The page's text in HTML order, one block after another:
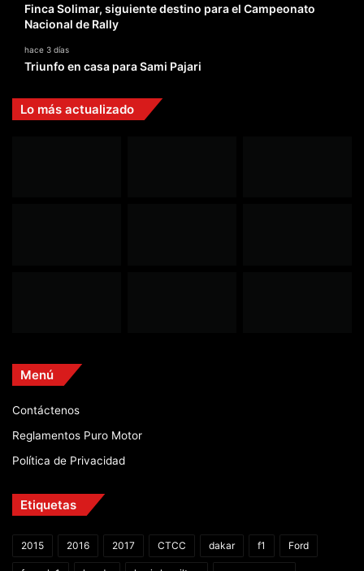
Finca Solimar, siguiente destino para el Campeonato
Nacional de Rally
hace 3 días
Triunfo en casa para Sami Pajari
Lo más actualizado
Menú
Contáctenos
Reglamentos Puro Motor
Política de Privacidad
Etiquetas
2015 2016 2017 CTCC dakar f1 Ford